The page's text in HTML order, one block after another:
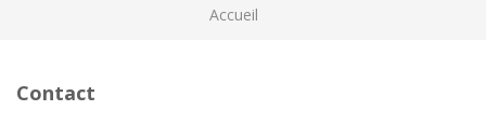
Accueil
Contact